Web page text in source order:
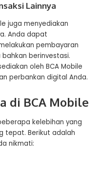
Lainnya
juga menyediakan
Anda dapat
pembayaran
berinvestasi.
oleh BCA Mobile
perbankan digital Anda.
di BCA Mobile
kelebihan yang
tepat. Berikut adalah
nikmati: